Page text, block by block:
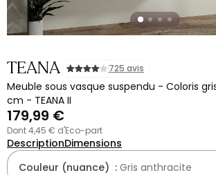
TEANA 725 avis
Meuble sous vasque suspendu - Coloris
cm - TEANA II
179,99 €
dont 4,45 € d'Eco-part
DescriptionDimensions
Couleur (nuance) : Gris anthracite